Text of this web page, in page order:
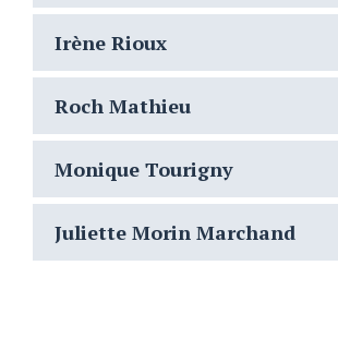
Irène Rioux
Roch Mathieu
Monique Tourigny
Juliette Morin Marchand